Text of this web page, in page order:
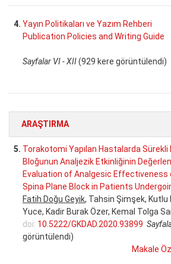
4. Yayın Politikaları ve Yazım Rehberi
Publication Policies and Writing Guide
Sayfalar VI - XII(929 kere görüntülendi)
ARAŞTIRMA
5. Torakotomi Yapılan Hastalarda
Bloğunun Analjezik Etkinliğinin
Evaluation of Analgesic Effectiveness
Spina Plane Block in Patients
Fatih Doğu Geyik, Tahsin Şimşek, Kutlu
Yuce, Kadir Burak Özer, Kemal Tolga
doi: 10.5222/GKDAD.2020.93899
görüntülendi)
Makale